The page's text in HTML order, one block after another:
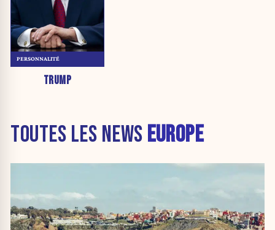
TRUMP
PERSONNALITÉ
TOUTES LES NEWS EUROPE